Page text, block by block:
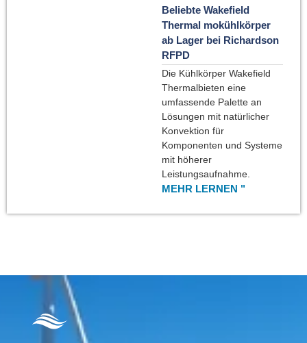
Beliebte Wakefield
Thermal mokühlkörper
ab Lager bei Richardson
RFPD
Die Kühlkörper Wakefield
Thermalbieten eine
umfassende Palette an
Lösungen mit natürlicher
Konvektion für
Komponenten und Systeme
mit höherer
Leistungsaufnahme.
MEHR LERNEN "